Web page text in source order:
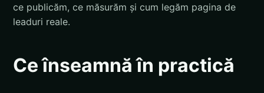
ce publicăm, ce măsurăm și cum legăm pagina de
leaduri reale.
Ce înseamnă în practică